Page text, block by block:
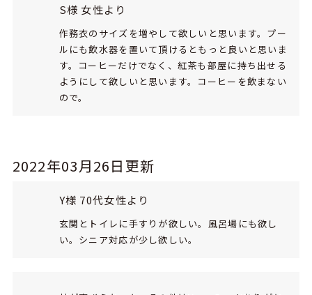
S様 女性より
作務衣のサイズを増やして欲しいと思います。プー
ルにも飲水器を置いて頂けるともっと良いと思いま
す。コーヒーだけでなく、紅茶も部屋に持ち出せる
ようにして欲しいと思います。コーヒーを飲まない
ので。
2022年03月26日更新
Y様 70代女性より
玄関とトイレに手すりが欲しい。風呂場にも欲し
い。シニア対応が少し欲しい。